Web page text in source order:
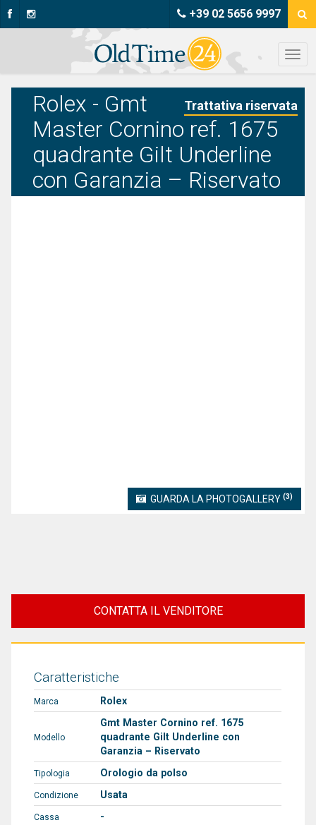
+39 02 5656 9997
Trattativa riservata
Rolex - Gmt
Master Cornino ref. 1675
quadrante Gilt Underline
con Garanzia – Riservato
GUARDA LA PHOTOGALLERY (3)
CONTATTA IL VENDITORE
Caratteristiche
Marca Rolex
Modello
Gmt Master Cornino ref. 1675
quadrante Gilt Underline con
Garanzia – Riservato
Tipologia Orologio da polso
Condizione Usata
Cassa -